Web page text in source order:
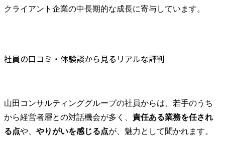
クライアント企業の中長期的な成長に寄与しています。
社員の口コミ・体験談から見るリアルな評判
​山田コンサルティンググループの社員からは、若手のうち
から経営者層との対話機会が多く、 責任ある業務を任され
る点や、 やりがいを感じる点が、魅力として聞かれます。​